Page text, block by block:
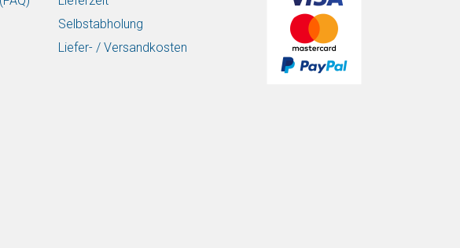
Selbstabholung
Liefer- / Versandkosten